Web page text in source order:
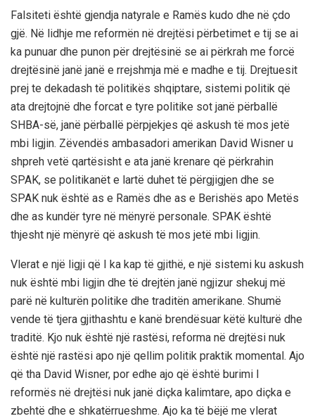
Falsiteti është gjendja natyrale e Ramës kudo dhe në çdo
gjë. Në lidhje me reformën në drejtësi përbetimet e tij se ai
ka punuar dhe punon për drejtësinë se ai përkrah me forcë
drejtësinë janë janë e rrejshmja më e madhe e tij. Drejtuesit
prej te dekadash të politikës shqiptare, sistemi politik që
ata drejtojnë dhe forcat e tyre politike sot janë përballë
SHBA-së, janë përballë përpjekjes që askush të mos jetë
mbi ligjin. Zëvendës ambasadori amerikan David Wisner u
shpreh vetë qartësisht e ata janë krenare që përkrahin
SPAK, se politikanët e lartë duhet të përgjigjen dhe se
SPAK nuk është as e Ramës dhe as e Berishës apo Metës
dhe as kundër tyre në mënyrë personale. SPAK është
thjesht një mënyrë që askush të mos jetë mbi ligjin.
Vlerat e një ligji që I ka kap të gjithë, e një sistemi ku askush
nuk është mbi ligjin dhe të drejtën janë ngjizur shekuj më
parë në kulturën politike dhe traditën amerikane. Shumë
vende të tjera gjithashtu e kanë brendësuar këtë kulturë dhe
traditë. Kjo nuk është një rastësi, reforma në drejtësi nuk
është një rastësi apo një qellim politik praktik momental. Ajo
që tha David Wisner, por edhe ajo që është burimi I
reformës në drejtësi nuk janë diçka kalimtare, apo diçka e
zbehtë dhe e shkatërrueshme. Ajo ka të bëjë me vlerat